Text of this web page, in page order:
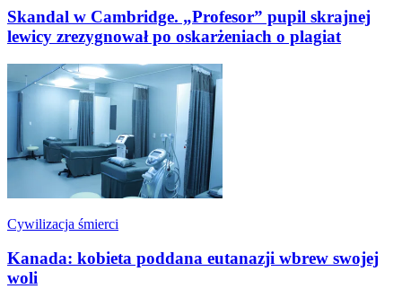
Skandal w Cambridge. „Profesor” pupil skrajnej
lewicy zrezygnował po oskarżeniach o plagiat
Cywilizacja śmierci
Kanada: kobieta poddana eutanazji wbrew swojej
woli